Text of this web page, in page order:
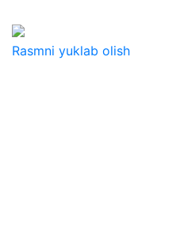
Rasmni yuklab olish